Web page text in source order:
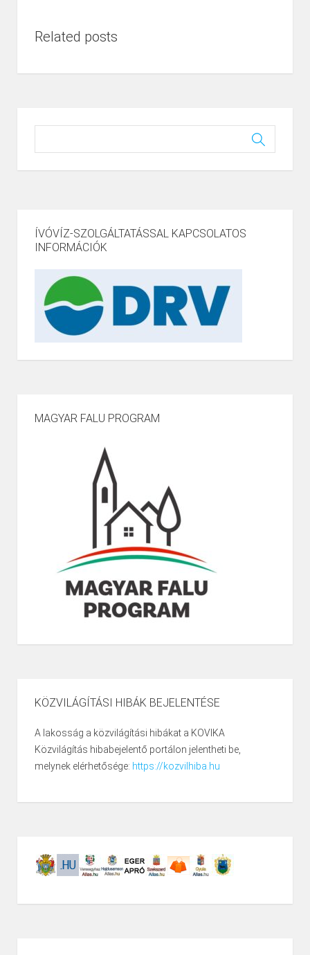
Related posts
ÍVÓVÍZ-SZOLGÁLTATÁSSAL KAPCSOLATOS
INFORMÁCIÓK
MAGYAR FALU PROGRAM
KÖZVILÁGÍTÁSI HIBÁK BEJELENTÉSE
A lakosság a közvilágítási hibákat a KOVIKA
Közvilágítás hibabejelentő portálon jelentheti be,
melynek elérhetősége: https://kozvilhiba.hu